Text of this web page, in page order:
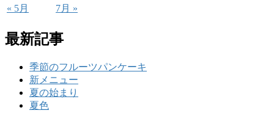
« 5月 7月 »
最新記事
季節のフルーツパンケーキ
新メニュー
夏の始まり
夏色